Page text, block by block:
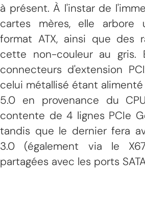
à présent. À l'instar de
cartes mères, elle arbore
format ATX, ainsi que des
cette non-couleur au gris.
connecteurs d'extension
celui métallisé étant alimenté
5.0 en provenance du
contente de 4 lignes PCIe
tandis que le dernier fera
3.0 (également via le
partagées avec les ports